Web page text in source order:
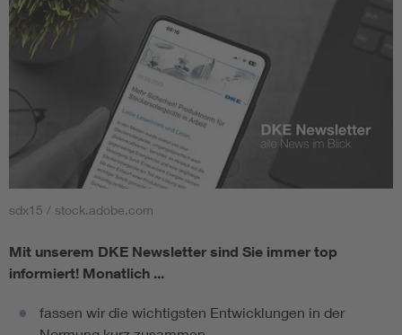
sdx15 / stock.adobe.com
Mit unserem DKE Newsletter sind Sie immer top
informiert! Monatlich ...
fassen wir die wichtigsten Entwicklungen in der